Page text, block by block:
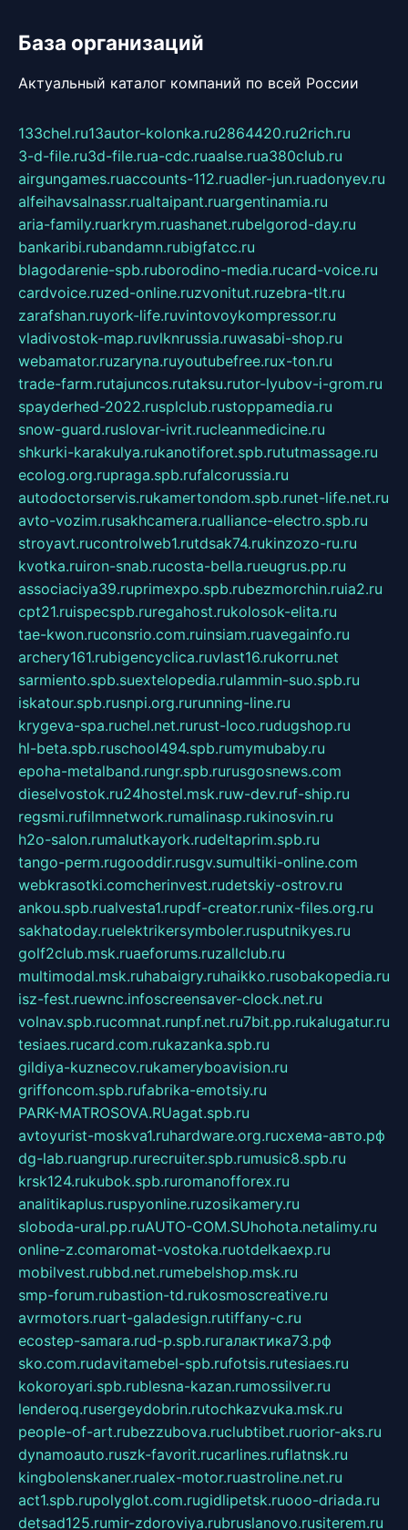
База организаций
Актуальный каталог компаний по всей России
133chel.ru13autor-kolonka.ru2864420.ru2rich.ru
3-d-file.ru3d-file.rua-cdc.ruaalse.rua380club.ru
airgungames.ruaccounts-112.ruadler-jun.ruadonyev.ru
alfeihavsalnassr.rualtaipant.ruargentinamia.ru
aria-family.ruarkrym.ruashanet.rubelgorod-day.ru
bankaribi.rubandamn.rubigfatcc.ru
blagodarenie-spb.ruborodino-media.rucard-voice.ru
cardvoice.ruzed-online.ruzvonitut.ruzebra-tlt.ru
zarafshan.ruyork-life.ruvintovoykompressor.ru
vladivostok-map.ruvlknrussia.ruwasabi-shop.ru
webamator.ruzaryna.ruyoutubefree.rux-ton.ru
trade-farm.rutajuncos.rutaksu.rutor-lyubov-i-grom.ru
spayderhed-2022.rusplclub.rustoppamedia.ru
snow-guard.ruslovar-ivrit.rucleanmedicine.ru
shkurki-karakulya.rukanotiforet.spb.rututmassage.ru
ecolog.org.rupraga.spb.rufalcorussia.ru
autodoctorservis.rukamertondom.spb.runet-life.net.ru
avto-vozim.rusakhcamera.rualliance-electro.spb.ru
stroyavt.rucontrolweb1.rutdsak74.rukinzozo-ru.ru
kvotka.ruiron-snab.rucosta-bella.rueugrus.pp.ru
associaciya39.ruprimexpo.spb.rubezmorchin.ruia2.ru
cpt21.ruispecspb.ruregahost.rukolosok-elita.ru
tae-kwon.ruconsrio.com.ruinsiam.ruavegainfo.ru
archery161.rubigencyclica.ruvlast16.rukorru.net
sarmiento.spb.suextelopedia.rulammin-suo.spb.ru
iskatour.spb.rusnpi.org.rurunning-line.ru
krygeva-spa.ruchel.net.rurust-loco.rudugshop.ru
hl-beta.spb.ruschool494.spb.rumymubaby.ru
epoha-metalband.rungr.spb.rurusgosnews.com
dieselvostok.ru24hostel.msk.ruw-dev.ruf-ship.ru
regsmi.rufilmnetwork.rumalinasp.rukinosvin.ru
h2o-salon.rumalutkayork.rudeltaprim.spb.ru
tango-perm.rugooddir.rusgv.sumultiki-online.com
webkrasotki.comcherinvest.rudetskiy-ostrov.ru
ankou.spb.rualvesta1.rupdf-creator.runix-files.org.ru
sakhatoday.ruelektrikersymboler.rusputnikyes.ru
golf2club.msk.ruaeforums.ruzallclub.ru
multimodal.msk.ruhabaigry.ruhaikko.rusobakopedia.ru
isz-fest.ruewnc.infoscreensaver-clock.net.ru
volnav.spb.rucomnat.runpf.net.ru7bit.pp.rukalugatur.ru
tesiaes.rucard.com.rukazanka.spb.ru
gildiya-kuznecov.rukameryboavision.ru
griffoncom.spb.rufabrika-emotsiy.ru
PARK-MATROSOVA.RUagat.spb.ru
avtoyurist-moskva1.ruhardware.org.ruсхема-авто.рф
dg-lab.ruangrup.rurecruiter.spb.rumusic8.spb.ru
krsk124.rukubok.spb.ruromanofforex.ru
analitikaplus.ruspyonline.ruzosikamery.ru
sloboda-ural.pp.ruAUTO-COM.SUhohota.netalimy.ru
online-z.comaromat-vostoka.ruotdelkaexp.ru
mobilvest.rubbd.net.rumebelshop.msk.ru
smp-forum.rubastion-td.rukosmoscreative.ru
avrmotors.ruart-galadesign.rutiffany-c.ru
ecostep-samara.rud-p.spb.ruгалактика73.рф
sko.com.rudavitamebel-spb.rufotsis.rutesiaes.ru
kokoroyari.spb.rublesna-kazan.rumossilver.ru
lenderoq.rusergeydobrin.rutochkazvuka.msk.ru
people-of-art.rubezzubova.ruclubtibet.ruorior-aks.ru
dynamoauto.ruszk-favorit.rucarlines.ruflatnsk.ru
kingbolenskaner.rualex-motor.ruastroline.net.ru
act1.spb.rupolyglot.com.rugidlipetsk.ruooo-driada.ru
detsad125.rumir-zdoroviya.rubruslanovo.rusiterem.ru